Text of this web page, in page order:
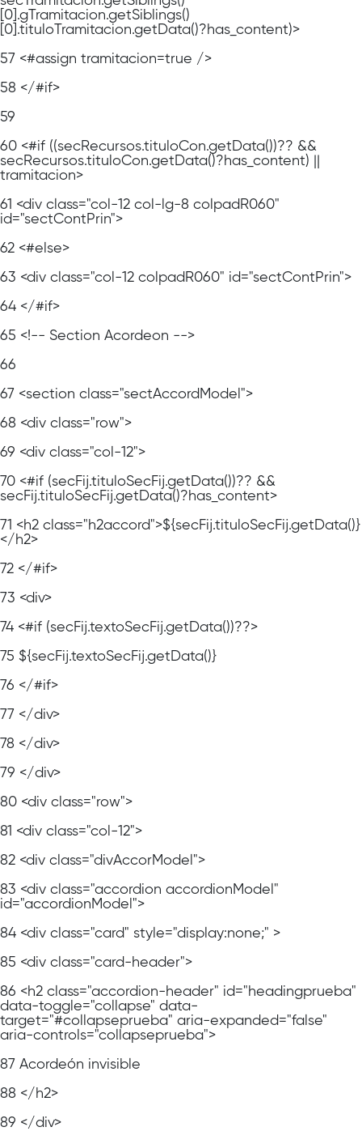
[0].gTramitacion.getSiblings()
[0].tituloTramitacion.getData()?has_content)>
57 <#assign tramitacion=true />
58 </#if>
59
60 <#if ((secRecursos.tituloCon.getData())?? &&
secRecursos.tituloCon.getData()?has_content) ||
tramitacion>
61 <div class="col-12 col-lg-8 colpadR060"
id="sectContPrin">
62 <#else>
63 <div class="col-12 colpadR060" id="sectContPrin">
64 </#if>
65 <!-- Section Acordeon -->
66
67 <section class="sectAccordModel">
68 <div class="row">
69 <div class="col-12">
70 <#if (secFij.tituloSecFij.getData())?? &&
secFij.tituloSecFij.getData()?has_content>
71 <h2 class="h2accord">${secFij.tituloSecFij.getData()}
</h2>
72 </#if>
73 <div>
74 <#if (secFij.textoSecFij.getData())??>
75 ${secFij.textoSecFij.getData()}
76 </#if>
77 </div>
78 </div>
79 </div>
80 <div class="row">
81 <div class="col-12">
82 <div class="divAccorModel">
83 <div class="accordion accordionModel"
id="accordionModel">
84 <div class="card" style="display:none;" >
85 <div class="card-header">
86 <h2 class="accordion-header" id="headingprueba"
data-toggle="collapse" data-
target="#collapseprueba" aria-expanded="false"
aria-controls="collapseprueba">
87 Acordeón invisible
88 </h2>
89 </div>